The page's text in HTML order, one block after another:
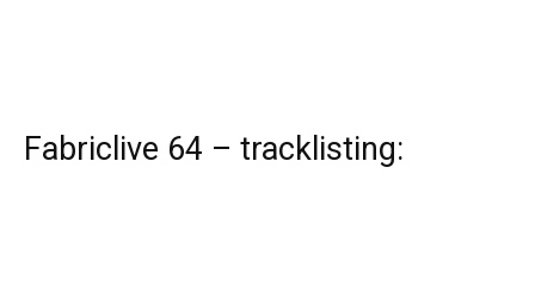
Fabriclive 64 – tracklisting: